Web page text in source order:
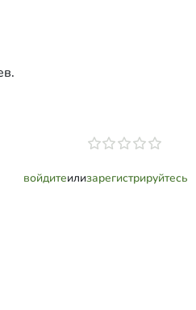
войдитеилизарегистрируйтесь